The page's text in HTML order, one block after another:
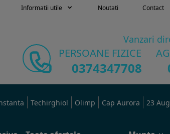
Informatii utile Noutati Contact
Vanzari
PERSOANE FIZICE
0374347708
Techirghiol Olimp Cap Aurora 23